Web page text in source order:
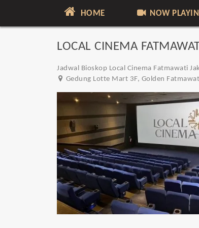
HOME NOW
LOCAL CINEMA
Jadwal Bioskop Local Cinema Fatmawati
Gedung Lotte Mart 3F, Golden